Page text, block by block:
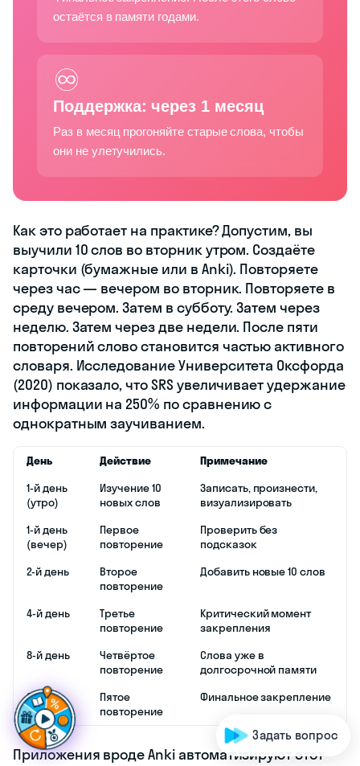
остаётся в памяти годами.
♾️
Поддержка: через 1 месяц
Раз в месяц прогоняйте старые слова, чтобы
они не улетучились.
Как это работает на практике? Допустим, вы
выучили 10 слов во вторник утром. Создаёте
карточки (бумажные или в Anki). Повторяете
через час — вечером во вторник. Повторяете в
среду вечером. Затем в субботу. Затем через
неделю. Затем через две недели. После пяти
повторений слово становится частью активного
словаря. Исследование Университета Оксфорда
(2020) показало, что SRS увеличивает удержание
информации на 250% по сравнению с
однократным заучиванием.
День Действие
Примечание
1-й день
(утро)
Изучение 10
новых слов
Записать, произнести,
визуализировать
1-й день
(вечер)
Первое
повторение
Проверить без
подсказок
2-й день
Второе
повторение
Добавить новые 10 слов
4-й день
Третье
повторение
Критический момент
закрепления
8-й день
Четвёртое
повторение
Слова уже в
долгосрочной памяти
22-й
день
Пятое
повторение
Финальное закрепление
Приложения вроде Anki автоматизируют этот
Го продвигаться вофран
Задать вопрос